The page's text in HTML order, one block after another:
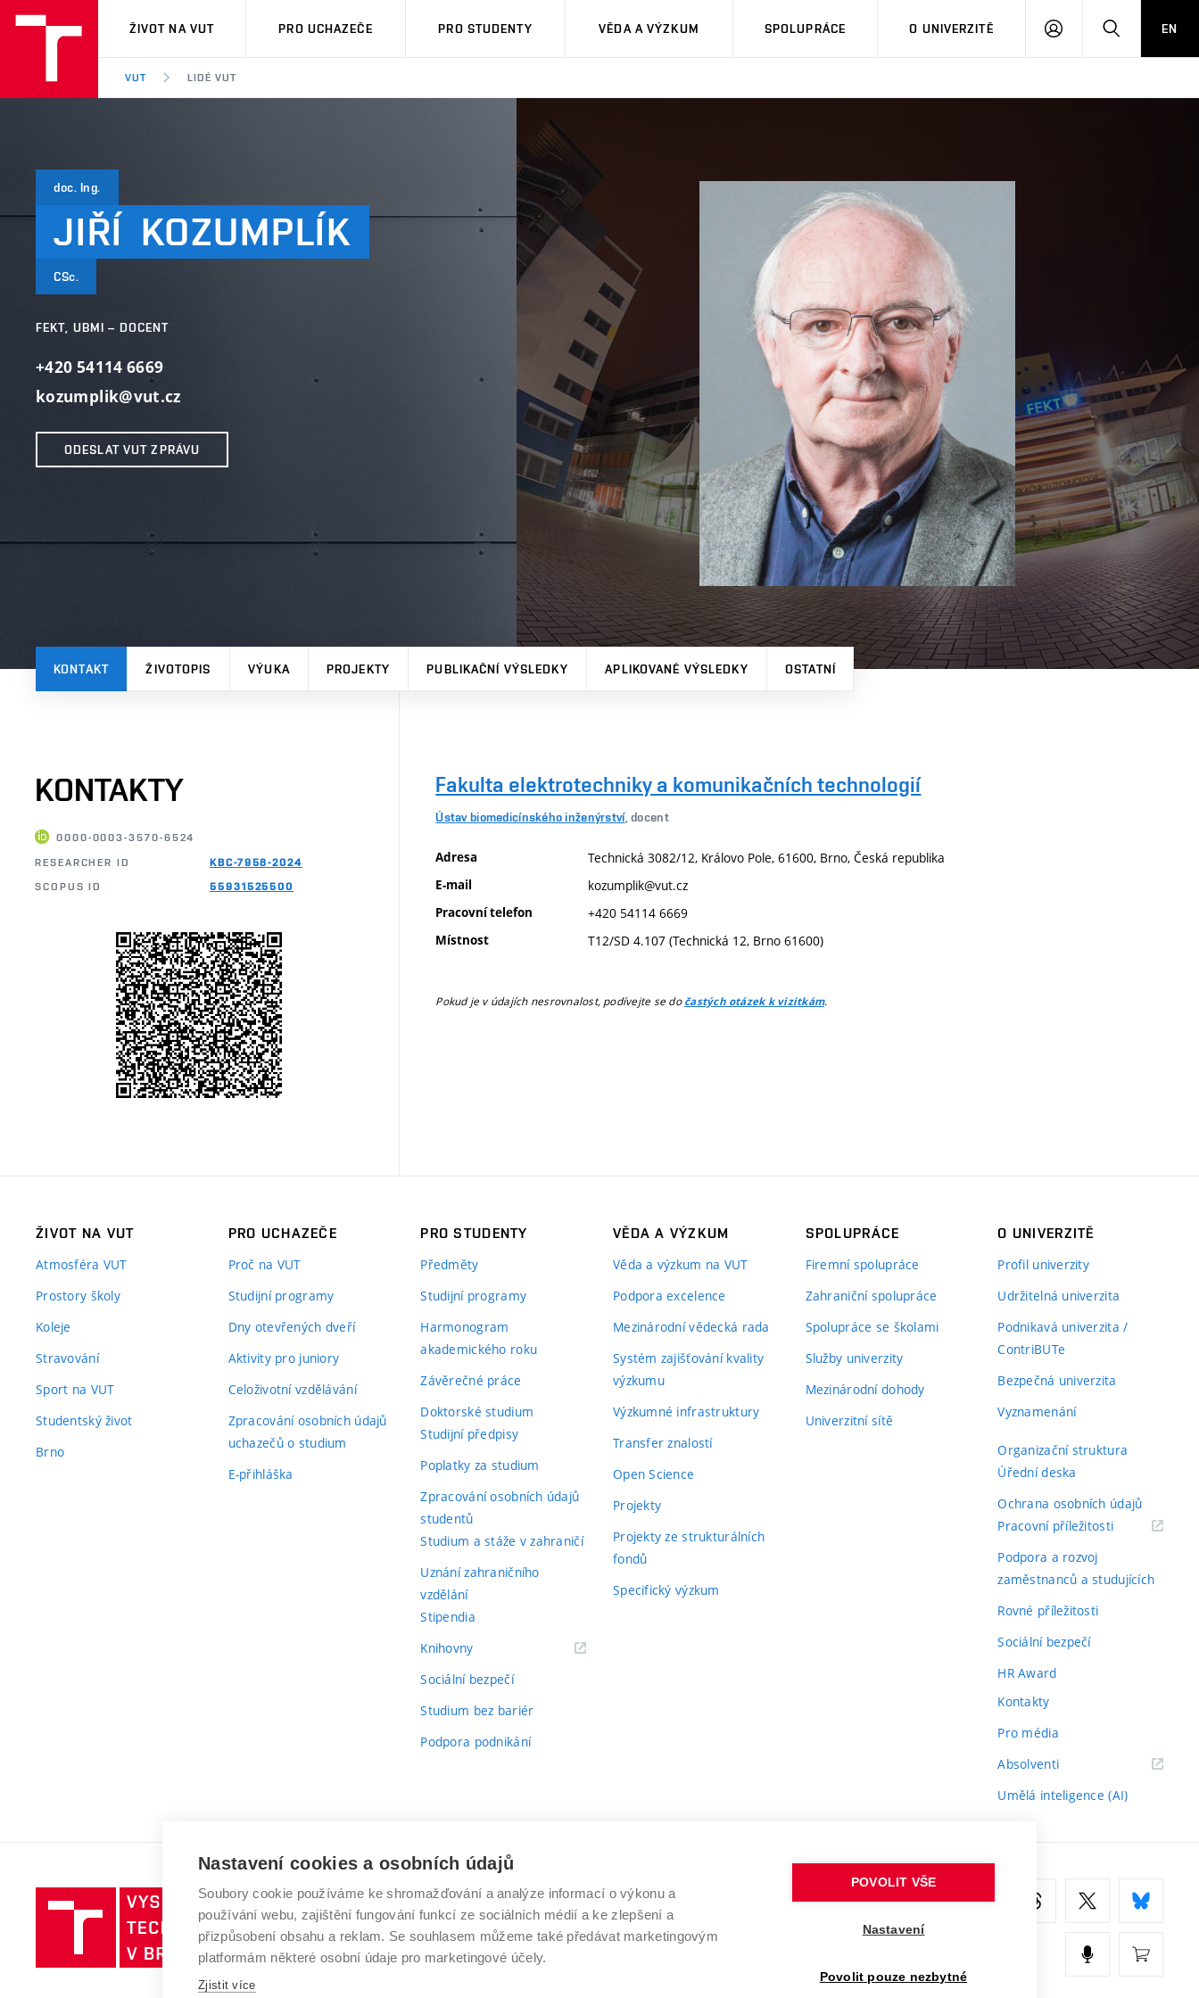
VUT
ŽIVOT NA VUT PRO UCHAZEČE PRO STUDENTY VĚDA A VÝZKUM SPOLUPRÁCE O UNIVERZITĚ
PŘIHLÁSIT HLEDATEN
VUT LIDÉ VUT
doc. Ing.
JIŘÍ KOZUMPLÍK
CSc.
FEKT, UBMI – DOCENT
+420 54114 6669
kozumplik@vut.cz
ODESLAT VUT ZPRÁVU
KONTAKT ŽIVOTOPIS VÝUKA PROJEKTY PUBLIKAČNÍ VÝSLEDKY APLIKOVANÉ VÝSLEDKY OSTATNÍ
KONTAKTY
0000-0003-3570-6524
RESEARCHER ID
KBC-7958-2024
SCOPUS ID
55931525500
Fakulta elektrotechniky a komunikačních technologií
Ústav biomedicínského inženýrství, docent
Adresa Technická 3082/12, Královo Pole, 61600, Brno, Česká republika
E-mail kozumplik@vut.cz
Pracovní telefon +420 54114 6669
Místnost T12/SD 4.107 (Technická 12, Brno 61600)
Pokud je v údajích nesrovnalost, podívejte se dočastých otázek k vizitkám.
ŽIVOT NA VUT
Atmosféra VUT
Prostory školy
Koleje
Stravování
Sport na VUT
Studentský život
Brno
PRO UCHAZEČE
Proč na VUT
Studijní programy
Dny otevřených dveří
Aktivity pro juniory
Celoživotní vzdělávání
Zpracování osobních údajů
uchazečů o studium
E-přihláška
PRO STUDENTY
Předměty
Studijní programy
Harmonogram
akademického roku
Závěrečné práce
Doktorské studium
Studijní předpisy
Poplatky za studium
Zpracování osobních údajů
studentů
Studium a stáže v zahraničí
Uznání zahraničního
vzdělání
Stipendia
Knihovny(externí
Sociální bezpečí
Studium bez bariér
Podpora podnikání
VĚDA A VÝZKUM
Věda a výzkum na VUT
Podpora excelence
Mezinárodní vědecká rada
Systém zajišťování kvality
výzkumu
Výzkumné infrastruktury
Transfer znalostí
Open Science
Projekty
Projekty ze strukturálních
fondů
Specifický výzkum
SPOLUPRÁCE
Firemní spolupráce
Zahraniční spolupráce
Spolupráce se školami
Služby univerzity
Mezinárodní dohody
Univerzitní sítě
O UNIVERZITĚ
Profil univerzity
Udržitelná univerzita
Podnikavá univerzita /
ContriBUTe
Bezpečná univerzita
Vyznamenání
Organizační struktura
Úřední deska
Ochrana osobních údajů
Pracovní příležitosti(externí
Podpora a rozvoj
zaměstnanců a studujících
Rovné příležitosti
Sociální bezpečí
HR Award
Kontakty
Pro média
Absolventi(externí
Umělá inteligence (AI)
Vysoké
učení
technické
v
VYSOKÉ UČENÍ TECHNICKÉ V BRNĚ
Antonínská 548/1
602 00 Brno
www.vut.cz
Nastavení cookies a osobních údajů
Soubory cookie používáme ke shromažďování a analýze informací o výkonu a
používání webu, zajištění fungování funkcí ze sociálních médií a ke zlepšení a
přizpůsobení obsahu a reklam. Se souhlasem můžeme také předávat marketingovým
platformám některé osobní údaje pro marketingové účely.
Zjistit více
POVOLIT VŠE
Nastavení
Povolit pouze nezbytné